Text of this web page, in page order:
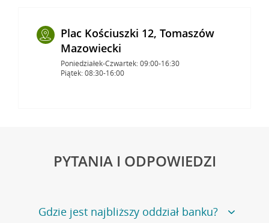
Plac Kościuszki 12, Tomaszów
Mazowiecki
Poniedziałek-Czwartek: 09:00-16:30
Piątek: 08:30-16:00
PYTANIA I ODPOWIEDZI
Gdzie jest najbliższy oddział banku?